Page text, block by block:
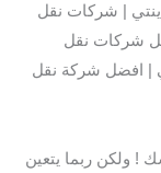
| شركات نقل
شركات نقل
| افضل شركة نقل
! ولكن ربما يتعين